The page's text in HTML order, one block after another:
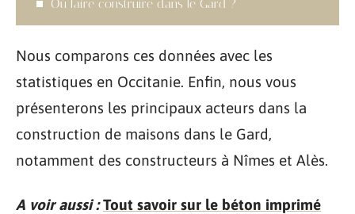
Où faire construire dans le Gard ?
Nous comparons ces données avec les
statistiques en Occitanie. Enfin, nous vous
présenterons les principaux acteurs dans la
construction de maisons dans le Gard,
notamment des constructeurs à Nîmes et Alès.
A voir aussi : Tout savoir sur le béton imprimé